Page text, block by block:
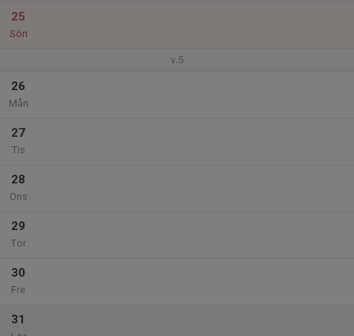
25
Sön
v.5
26
Mån
27
Tis
28
Ons
29
Tor
30
Fre
31